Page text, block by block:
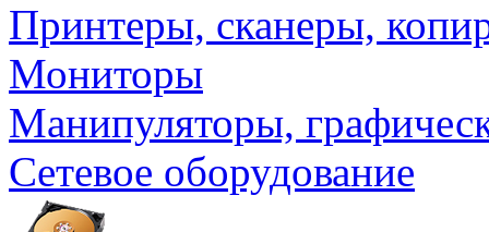
Принтеры, сканеры,
Мониторы
Манипуляторы,
Сетевое оборудование